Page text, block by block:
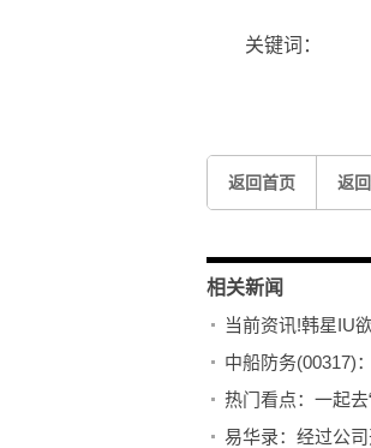
关键词：
返回首页 返
相关新闻
当前资讯!韩星IU
中船防务(00317)
热门看点：一起